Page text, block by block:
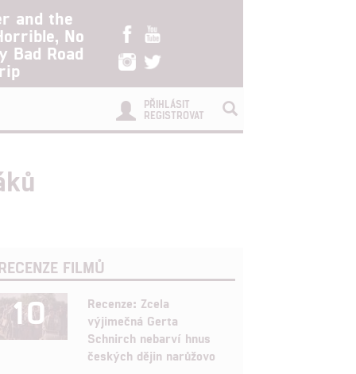
and the
No
Bad Road
PŘIHLÁSIT
REGISTROVAT
FILMŮ
10
Recenze: Zcela
výjimečná Gerta
Schnirch nebarví hnus
českých dějin narůžovo